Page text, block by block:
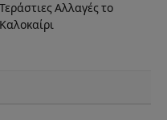
Τεράστιες Αλλαγές το
Καλοκαίρι